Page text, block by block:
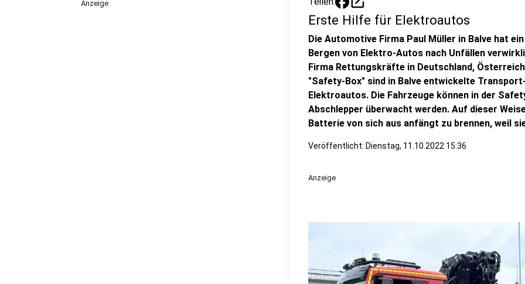
Anzeige
Erste Hilfe für Elektroautos
Die Automotive Firma Paul Müller in Balve hat
Bergen von Elektro-Autos nach Unfällen
Firma Rettungskräfte in Deutschland,
"Safety-Box" sind in Balve entwickelte
Elektroautos. Die Fahrzeuge können in der
Abschlepper überwacht werden. Auf dieser
Batterie von sich aus anfängt zu brennen, weil
Veröffentlicht: Dienstag, 11.10.2022 15:36
Anzeige